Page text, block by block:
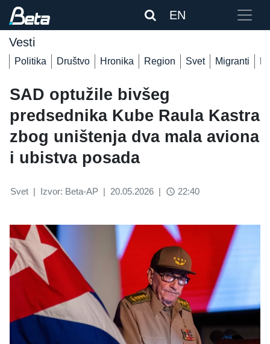
EN
Vesti
Politika Društvo Hronika Region Svet Migranti
SAD optužile bivšeg
predsednika Kube Raula Kastra
zbog uništenja dva mala aviona
i ubistva posada
Svet | Izvor: Beta-AP | 20.05.2026 | access_time 22:40